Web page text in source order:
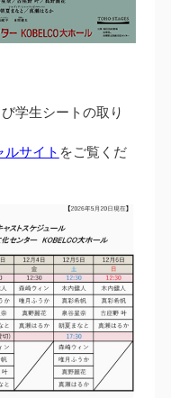
学生シートの取り
ルサイト をご覧くだ